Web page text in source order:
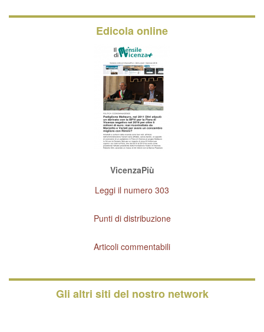
Edicola online
VicenzaPiù
Leggi il numero 303
Punti di distribuzione
Articoli commentabili
Gli altri siti del nostro network